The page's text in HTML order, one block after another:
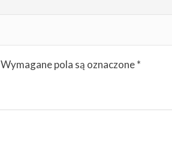
Wymagane pola są oznaczone*